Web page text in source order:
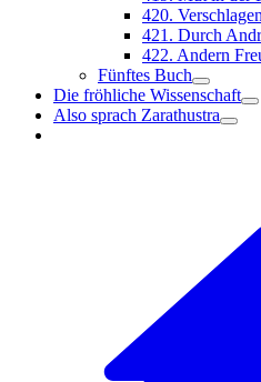
420.
421. Durch
422. Andern
Fünftes Buch
Die fröhliche Wissenschaft
Also sprach Zarathustra